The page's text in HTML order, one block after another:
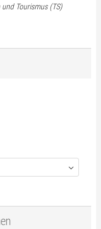
Tourismus (TS)